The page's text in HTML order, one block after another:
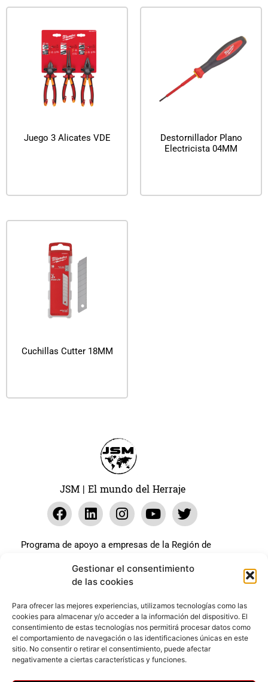
Gestionar el consentimiento
de las cookies
Para ofrecer las mejores experiencias, utilizamos tecnologías como las
cookies para almacenar y/o acceder a la información del dispositivo. El
consentimiento de estas tecnologías nos permitirá procesar datos como
el comportamiento de navegación o las identificaciones únicas en este
sitio. No consentir o retirar el consentimiento, puede afectar
negativamente a ciertas características y funciones.
Juego 3 Alicates VDE
Destornillador Plano
Electricista 04MM
Cuchillas Cutter 18MM
JSM | El mundo del Herraje
Programa de apoyo a empresas de la Región de
económica de la pandemia Covid-19. La línea Covid-19
coste cero cofinanciada por la unión europea.
Beneficiario: JSM El mundo del Herraje, S.L. ///
Expediente: 2020.07.COSI.0483
Web desarrollada gracias al Programa Kit Digital